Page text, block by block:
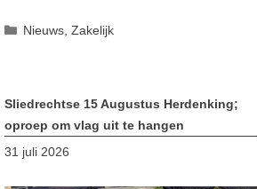
Categorieën
Nieuws,Zakelijk
Sliedrechtse 15 Augustus Herdenking;
oproep om vlag uit te hangen
31 juli 2026